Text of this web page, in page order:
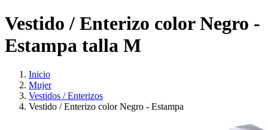
Vestido / Enterizo color Negro -
Estampa talla M
Inicio
Mujer
Vestidos / Enterizos
Vestido / Enterizo color Negro - Estampa